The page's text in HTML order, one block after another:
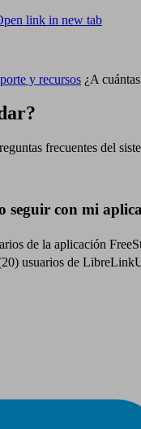
link in new tab
y recursos ¿A
frecuentes del
seguir con mi
de la aplicación
usuarios de